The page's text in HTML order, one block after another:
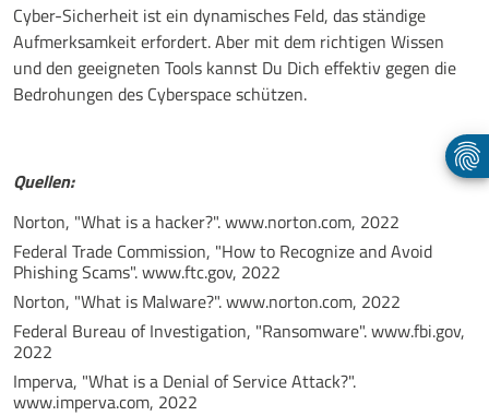
Cyber-Sicherheit ist ein dynamisches Feld, das ständige
Aufmerksamkeit erfordert. Aber mit dem richtigen Wissen
und den geeigneten Tools kannst Du Dich effektiv gegen die
Bedrohungen des Cyberspace schützen.
Quellen:
Norton, "What is a hacker?". www.norton.com, 2022
Federal Trade Commission, "How to Recognize and Avoid
Phishing Scams". www.ftc.gov, 2022
Norton, "What is Malware?". www.norton.com, 2022
Federal Bureau of Investigation, "Ransomware". www.fbi.gov,
2022
Imperva, "What is a Denial of Service Attack?".
www.imperva.com, 2022